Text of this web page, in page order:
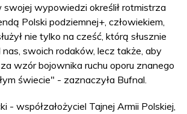
wypowiedzi określił rotmistrza
Polski podziemnej+, człowiekiem,
nie tylko na cześć, którą słusznie
nas, swoich rodaków, lecz także, aby
wzór bojownika ruchu oporu znanego
świecie" - zaznaczyła Bufnal.
- współzałożyciel Tajnej Armii Polskiej,